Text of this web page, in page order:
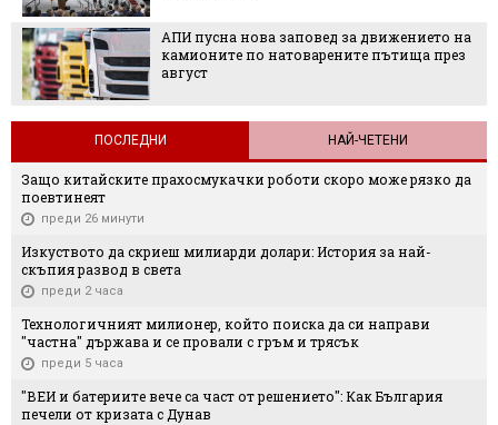
АПИ пусна нова заповед за движението на
камионите по натоварените пътища през
август
ПОСЛЕДНИ НАЙ-ЧЕТЕНИ
Защо китайските прахосмукачки роботи скоро може рязко да
поевтинеят
преди 26 минути
Изкуството да скриеш милиарди долари: История за най-
скъпия развод в света
преди 2 часа
Технологичният милионер, който поиска да си направи
"частна" държава и се провали с гръм и трясък
преди 5 часа
"ВЕИ и батериите вече са част от решението": Как България
печели от кризата с Дунав